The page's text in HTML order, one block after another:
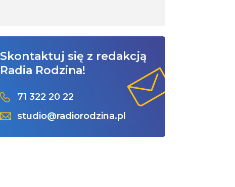
Skontaktuj się z redakcją
Radia Rodzina!
71 322 20 22
studio@radiorodzina.pl